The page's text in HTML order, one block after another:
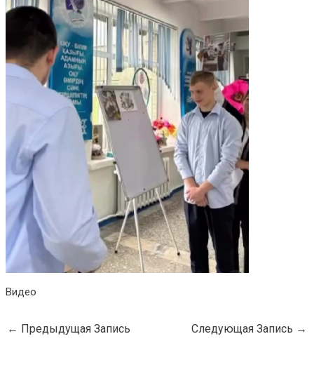
Видео
← Предыдущая Запись Следующая Запись →